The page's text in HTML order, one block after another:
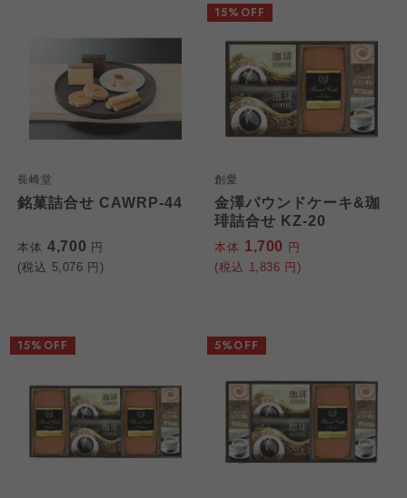
長崎堂
銘菓詰合せ CAWRP-44
本体 4,700 円
(税込 5,076 円)
創愛
金澤パウンドケーキ&珈
琲詰合せ KZ-20
本体 1,700 円
(税込 1,836 円)
15%OFF
15%OFF 5%OFF